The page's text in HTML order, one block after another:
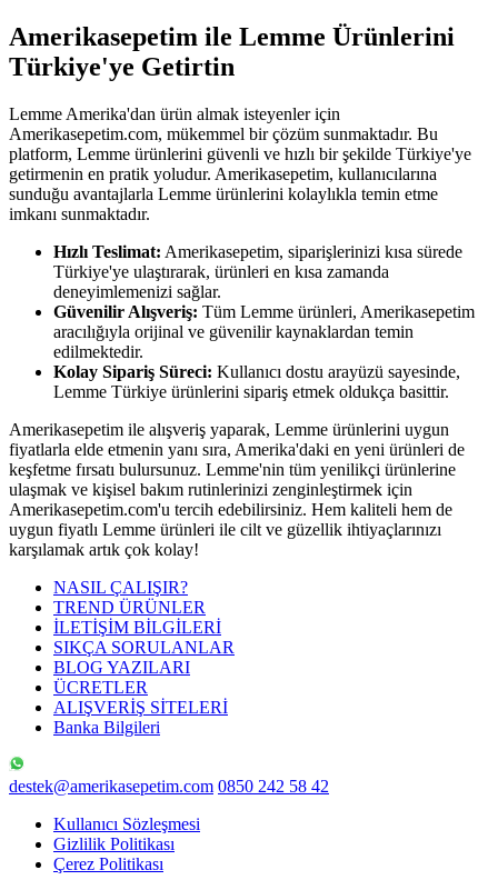
Amerikasepetim ile Lemme Ürünlerini
Türkiye'ye Getirtin
Lemme Amerika'dan ürün almak isteyenler için
Amerikasepetim.com, mükemmel bir çözüm sunmaktadır. Bu
platform, Lemme ürünlerini güvenli ve hızlı bir şekilde Türkiye'ye
getirmenin en pratik yoludur. Amerikasepetim, kullanıcılarına
sunduğu avantajlarla Lemme ürünlerini kolaylıkla temin etme
imkanı sunmaktadır.
Hızlı Teslimat: Amerikasepetim, siparişlerinizi kısa sürede
Türkiye'ye ulaştırarak, ürünleri en kısa zamanda
deneyimlemenizi sağlar.
Güvenilir Alışveriş: Tüm Lemme ürünleri, Amerikasepetim
aracılığıyla orijinal ve güvenilir kaynaklardan temin
edilmektedir.
Kolay Sipariş Süreci: Kullanıcı dostu arayüzü sayesinde,
Lemme Türkiye ürünlerini sipariş etmek oldukça basittir.
Amerikasepetim ile alışveriş yaparak, Lemme ürünlerini uygun
fiyatlarla elde etmenin yanı sıra, Amerika'daki en yeni ürünleri de
keşfetme fırsatı bulursunuz. Lemme'nin tüm yenilikçi ürünlerine
ulaşmak ve kişisel bakım rutinlerinizi zenginleştirmek için
Amerikasepetim.com'u tercih edebilirsiniz. Hem kaliteli hem de
uygun fiyatlı Lemme ürünleri ile cilt ve güzellik ihtiyaçlarınızı
karşılamak artık çok kolay!
NASIL ÇALIŞIR?
TREND ÜRÜNLER
İLETİŞİM BİLGİLERİ
SIKÇA SORULANLAR
BLOG YAZILARI
ÜCRETLER
ALIŞVERİŞ SİTELERİ
Banka Bilgileri
destek@amerikasepetim.com 0850 242 58 42
Kullanıcı Sözleşmesi
Gizlilik Politikası
Çerez Politikası